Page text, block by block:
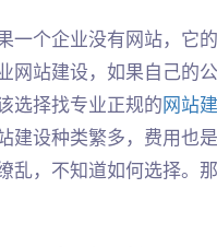
一个企业没有网站，它
网站建设，如果自己的
选择找专业正规的网站
建设种类繁多，费用也
乱，不知道如何选择。